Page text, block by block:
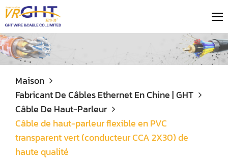
Maison
Fabricant De Câbles Ethernet En Chine | GHT
Câble De Haut-Parleur
Câble de haut-parleur flexible en PVC
transparent vert (conducteur CCA 2X30) de
haute qualité